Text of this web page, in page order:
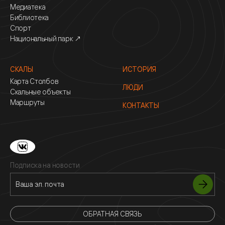
Медиатека
Библиотека
Спорт
Национальный парк ↗
СКАЛЫ
Карта Столбов
Скальные объекты
Маршруты
ИСТОРИЯ
ЛЮДИ
КОНТАКТЫ
Подписка на новости
ОБРАТНАЯ СВЯЗЬ